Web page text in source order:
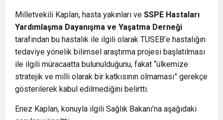
Milletvekili Kaplan, hasta yakınları ve SSPE Hastaları
Yardımlaşma Dayanışma ve Yaşatma Derneği
tarafından bu hastalık ile ilgili olarak TUSEB’e hastalığın
tedaviye yönelik bilimsel araştırma projesi başlatılması
ile ilgili müracaatta bulunulduğunu, fakat “ülkemize
stratejik ve milli olarak bir katkısının olmaması” gerekçe
gösterilerek kabul edilmediğini belirtti.
Enez Kaplan, konuyla ilgili Sağlık Bakanı’na aşağıdaki